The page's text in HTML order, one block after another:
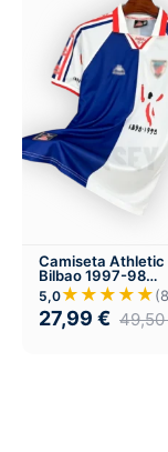
Camiseta Athletic
Bilbao 1997-98
Visitante
5,0★★★★★
27,99 € 49,50